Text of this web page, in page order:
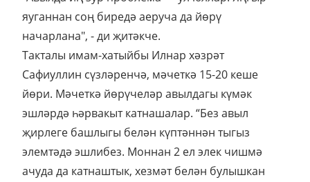
яуганнан соң биредә аеруча да йөрү
начарлана", - ди җитәкче.
Такталы имам-хатыйбы Илнар хәзрәт
Сафиуллин сүзләренчә, мәчеткә 15-20 кеше
йөри. Мәчеткә йөрүчеләр авылдагы күмәк
эшләрдә һәрвакыт катнашалар. “Без авыл
җирлеге башлыгы белән күптәннән тыгыз
элемтәдә эшлибез. Моннан 2 ел элек чишмә
ачуда да катнаштык, хезмәт белән булышкан